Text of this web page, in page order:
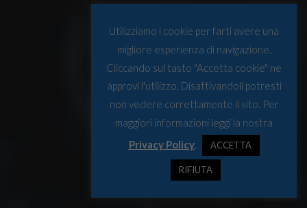
Utilizziamo i cookie per farti avere una
migliore esperienza di navigazione.
Cliccando sul tasto "Accetta cookie" ne
approvi l'utilizzo. Disattivandoli potresti
non vedere correttamente il sito. Per
maggiori informazioni leggi la nostra
Privacy Policy. ACCETTA
RIFIUTA